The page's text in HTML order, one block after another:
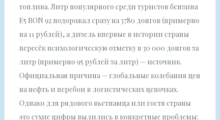
топлива. Литр популярного среди туристов бензина
E5 RON 92 подорожал сразу на 3780 донгов (примерно
на 11 рублей), а дизель впервые в истории страны
пересёк психологическую отметку в 30 000 донгов за
литр (примерно 95 рублей за литр) — источник.
Официальная причина — глобальные колебания цен
на нефть и перебои в логистических цепочках.
Однако для рядового вьетнамца или гостя страны
это сухие цифры вылились в конкретные проблемы: